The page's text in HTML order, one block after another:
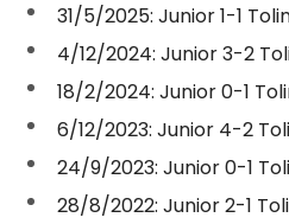
31/5/2025: Junior 1-1
4/12/2024: Junior 3-2
18/2/2024: Junior 0-1
6/12/2023: Junior 4-2
24/9/2023: Junior 0-1
28/8/2022: Junior 2-1